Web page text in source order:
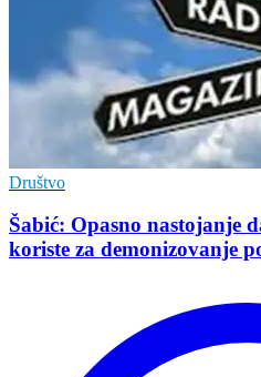
Društvo
Šabić: Opasno nastojanje
koriste za demonizovanje